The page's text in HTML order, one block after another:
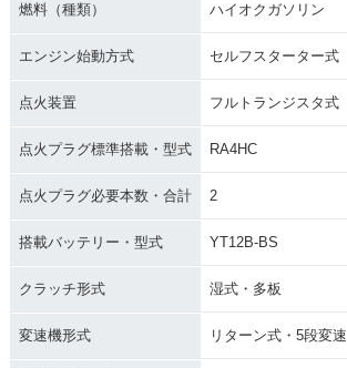
燃料（種類） ハイオクガソリン
エンジン始動方式 セルフスターター式
点火装置 フルトランジスタ式
点火プラグ標準搭載・型式 RA4HC
点火プラグ必要本数・合計 2
搭載バッテリー・型式 YT12B-BS
クラッチ形式 湿式・多板
変速機形式 リターン式・5段変速